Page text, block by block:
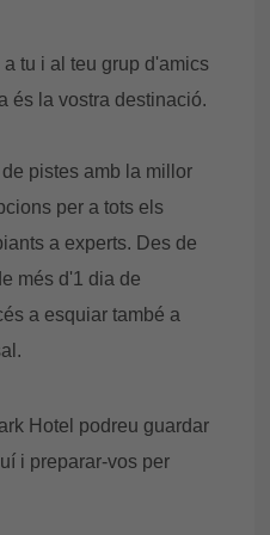
a tu i al teu grup d'amics
és la vostra destinació.
pistes amb la millor
per a tots els
a experts. Des de
més d'1 dia de
a esquiar també a
Hotel podreu guardar
i preparar-vos per
portarà al sector Soldeu,